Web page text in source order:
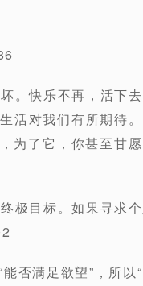
。快乐不再，活下
活对我们有所期待
为了它，你甚至甘
极目标。如果寻求个
否满足欲望”，所以